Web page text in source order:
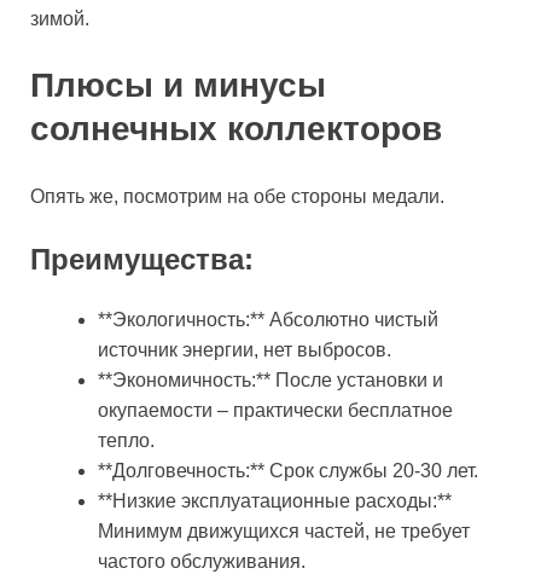
зимой.
Плюсы и минусы
солнечных коллекторов
Опять же, посмотрим на обе стороны медали.
Преимущества:
**Экологичность:** Абсолютно чистый
источник энергии, нет выбросов.
**Экономичность:** После установки и
окупаемости – практически бесплатное
тепло.
**Долговечность:** Срок службы 20-30 лет.
**Низкие эксплуатационные расходы:**
Минимум движущихся частей, не требует
частого обслуживания.